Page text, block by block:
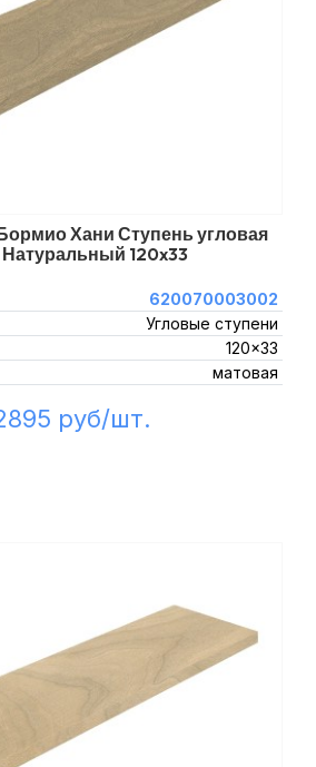
Хани Ступень угловая
120x33
620070003002
Угловые ступени
120x33
матовая
руб/шт.